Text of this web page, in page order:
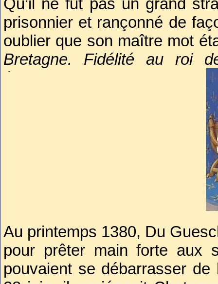
contrairement à
pouvait être fidèle.
Qu’il ne fut pas un grand
prisonnier et rançonné de
oublier que son maître mot
Bretagne. Fidélité au roi
éternellement reconnaissant
sans Du Guesclin, pas de
partie le sol français pour
Guesclin, pas de noblesse
France et qui forma une
nouvellement constituée ;
armé très efficace pour
Alors, même si la
peut être discutable,
Charles V atteignît ses
1370.
Au printemps 1380, Du
pour prêter main forte aux
pouvaient se débarrasser